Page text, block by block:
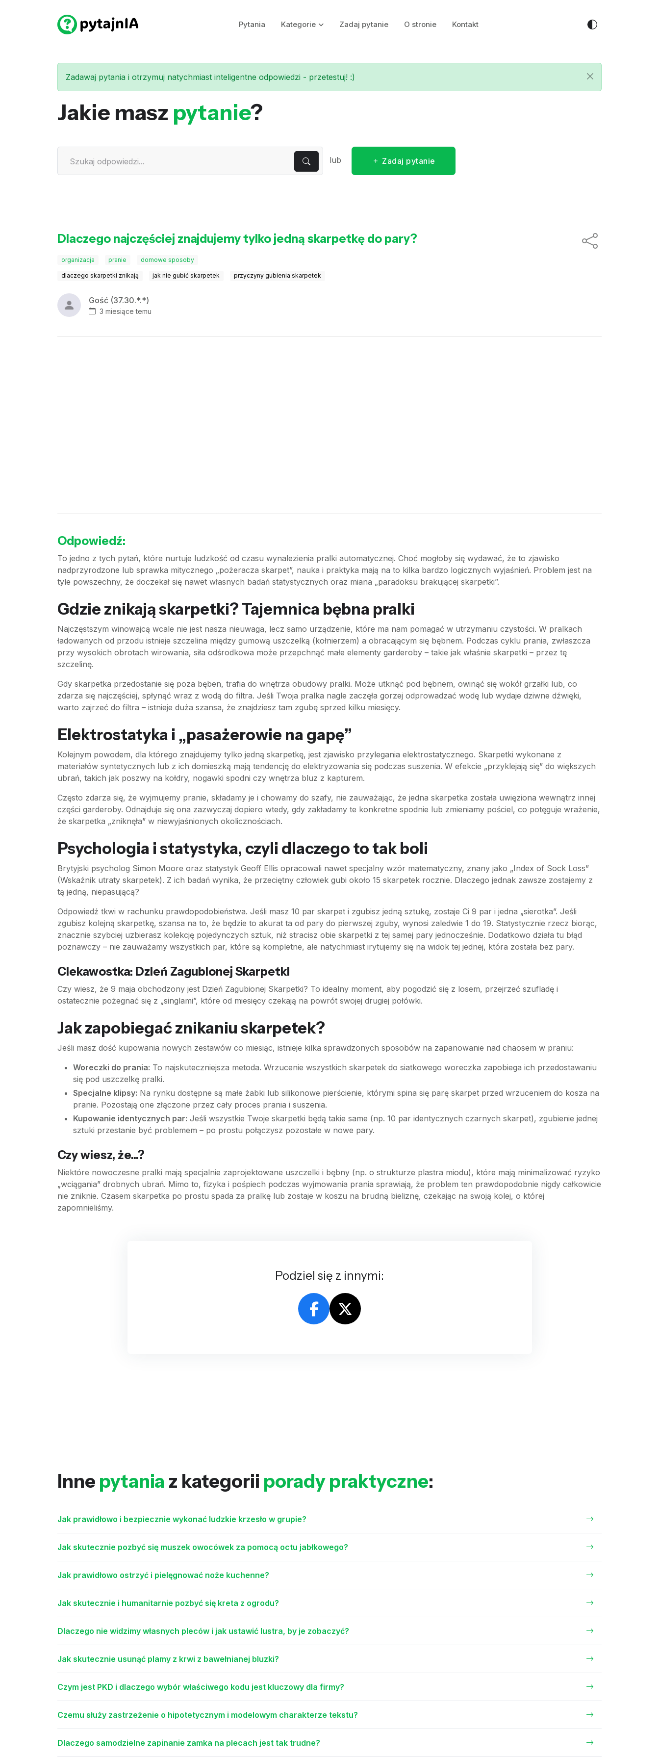
Pytania Kategorie Zadaj pytanie O stronie Kontakt
Zadawaj pytania i otrzymuj natychmiast inteligentne odpowiedzi - przetestuj! :)
Jakie masz pytanie?
lub Zadaj pytanie
Dlaczego najczęściej znajdujemy tylko jedną skarpetkę do pary?
organizacja pranie domowe sposoby
dlaczego skarpetki znikają jak nie gubić skarpetek przyczyny gubienia skarpetek
Gość (37.30.*.*)
3 miesiące temu
Odpowiedź:
To jedno z tych pytań, które nurtuje ludzkość od czasu wynalezienia pralki automatycznej. Choć mogłoby się wydawać, że to zjawisko
nadprzyrodzone lub sprawka mitycznego „pożeracza skarpet”, nauka i praktyka mają na to kilka bardzo logicznych wyjaśnień. Problem jest na
tyle powszechny, że doczekał się nawet własnych badań statystycznych oraz miana „paradoksu brakującej skarpetki”.
Gdzie znikają skarpetki? Tajemnica bębna pralki
Najczęstszym winowajcą wcale nie jest nasza nieuwaga, lecz samo urządzenie, które ma nam pomagać w utrzymaniu czystości. W pralkach
ładowanych od przodu istnieje szczelina między gumową uszczelką (kołnierzem) a obracającym się bębnem. Podczas cyklu prania, zwłaszcza
przy wysokich obrotach wirowania, siła odśrodkowa może przepchnąć małe elementy garderoby – takie jak właśnie skarpetki – przez tę
szczelinę.
Gdy skarpetka przedostanie się poza bęben, trafia do wnętrza obudowy pralki. Może utknąć pod bębnem, owinąć się wokół grzałki lub, co
zdarza się najczęściej, spłynąć wraz z wodą do filtra. Jeśli Twoja pralka nagle zaczęła gorzej odprowadzać wodę lub wydaje dziwne dźwięki,
warto zajrzeć do filtra – istnieje duża szansa, że znajdziesz tam zgubę sprzed kilku miesięcy.
Elektrostatyka i „pasażerowie na gapę”
Kolejnym powodem, dla którego znajdujemy tylko jedną skarpetkę, jest zjawisko przylegania elektrostatycznego. Skarpetki wykonane z
materiałów syntetycznych lub z ich domieszką mają tendencję do elektryzowania się podczas suszenia. W efekcie „przyklejają się” do większych
ubrań, takich jak poszwy na kołdry, nogawki spodni czy wnętrza bluz z kapturem.
Często zdarza się, że wyjmujemy pranie, składamy je i chowamy do szafy, nie zauważając, że jedna skarpetka została uwięziona wewnątrz innej
części garderoby. Odnajduje się ona zazwyczaj dopiero wtedy, gdy zakładamy te konkretne spodnie lub zmieniamy pościel, co potęguje wrażenie,
że skarpetka „zniknęła” w niewyjaśnionych okolicznościach.
Psychologia i statystyka, czyli dlaczego to tak boli
Brytyjski psycholog Simon Moore oraz statystyk Geoff Ellis opracowali nawet specjalny wzór matematyczny, znany jako „Index of Sock Loss”
(Wskaźnik utraty skarpetek). Z ich badań wynika, że przeciętny człowiek gubi około 15 skarpetek rocznie. Dlaczego jednak zawsze zostajemy z
tą jedną, niepasującą?
Odpowiedź tkwi w rachunku prawdopodobieństwa. Jeśli masz 10 par skarpet i zgubisz jedną sztukę, zostaje Ci 9 par i jedna „sierotka”. Jeśli
zgubisz kolejną skarpetkę, szansa na to, że będzie to akurat ta od pary do pierwszej zguby, wynosi zaledwie 1 do 19. Statystycznie rzecz biorąc,
znacznie szybciej uzbierasz kolekcję pojedynczych sztuk, niż stracisz obie skarpetki z tej samej pary jednocześnie. Dodatkowo działa tu błąd
poznawczy – nie zauważamy wszystkich par, które są kompletne, ale natychmiast irytujemy się na widok tej jednej, która została bez pary.
Ciekawostka: Dzień Zagubionej Skarpetki
Czy wiesz, że 9 maja obchodzony jest Dzień Zagubionej Skarpetki? To idealny moment, aby pogodzić się z losem, przejrzeć szufladę i
ostatecznie pożegnać się z „singlami”, które od miesięcy czekają na powrót swojej drugiej połówki.
Jak zapobiegać znikaniu skarpetek?
Jeśli masz dość kupowania nowych zestawów co miesiąc, istnieje kilka sprawdzonych sposobów na zapanowanie nad chaosem w praniu:
Woreczki do prania: To najskuteczniejsza metoda. Wrzucenie wszystkich skarpetek do siatkowego woreczka zapobiega ich przedostawaniu
się pod uszczelkę pralki.
Specjalne klipsy: Na rynku dostępne są małe żabki lub silikonowe pierścienie, którymi spina się parę skarpet przed wrzuceniem do kosza na
pranie. Pozostają one złączone przez cały proces prania i suszenia.
Kupowanie identycznych par: Jeśli wszystkie Twoje skarpetki będą takie same (np. 10 par identycznych czarnych skarpet), zgubienie jednej
sztuki przestanie być problemem – po prostu połączysz pozostałe w nowe pary.
Czy wiesz, że...?
Niektóre nowoczesne pralki mają specjalnie zaprojektowane uszczelki i bębny (np. o strukturze plastra miodu), które mają minimalizować ryzyko
„wciągania” drobnych ubrań. Mimo to, fizyka i pośpiech podczas wyjmowania prania sprawiają, że problem ten prawdopodobnie nigdy całkowicie
nie zniknie. Czasem skarpetka po prostu spada za pralkę lub zostaje w koszu na brudną bieliznę, czekając na swoją kolej, o której
zapomnieliśmy.
Podziel się z innymi:
Inne pytania z kategorii porady praktyczne:
Jak prawidłowo i bezpiecznie wykonać ludzkie krzesło w grupie?
Jak skutecznie pozbyć się muszek owocówek za pomocą octu jabłkowego?
Jak prawidłowo ostrzyć i pielęgnować noże kuchenne?
Jak skutecznie i humanitarnie pozbyć się kreta z ogrodu?
Dlaczego nie widzimy własnych pleców i jak ustawić lustra, by je zobaczyć?
Jak skutecznie usunąć plamy z krwi z bawełnianej bluzki?
Czym jest PKD i dlaczego wybór właściwego kodu jest kluczowy dla firmy?
Czemu służy zastrzeżenie o hipotetycznym i modelowym charakterze tekstu?
Dlaczego samodzielne zapinanie zamka na plecach jest tak trudne?